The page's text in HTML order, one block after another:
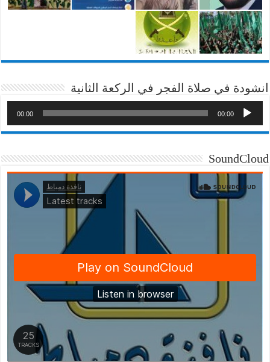
انشودة في صلاة الفجر في الركعة الثانية
00:00
00:00
SoundCloud